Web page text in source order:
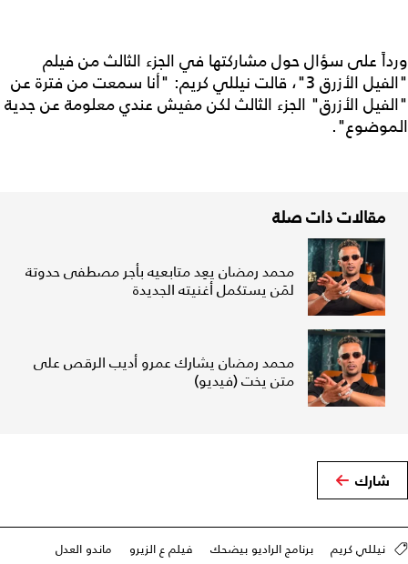
ورداً على سؤال حول مشاركتها في الجزء الثالث من فيلم
"الفيل الأزرق 3"، قالت نيللي كريم: "أنا سمعت من فترة عن
"الفيل الأزرق" الجزء الثالث لكن مفيش عندي معلومة عن جدية
الموضوع".
مقالات ذات صلة
محمد رمضان يعِد متابعيه بأجر مصطفى حدوتة
لمَن يستكمل أغنيته الجديدة
محمد رمضان يشارك عمرو أديب الرقص على
متن يخت (فيديو)
شارك
نيللي كريم برنامج الراديو بيضحك فيلم ع الزيرو
ماندو العدل